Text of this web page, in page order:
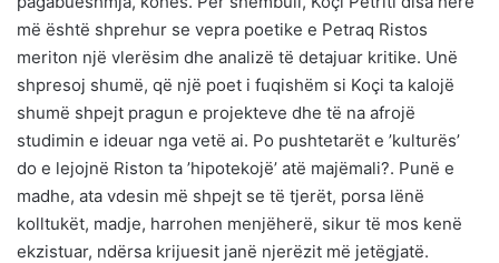
më është shprehur se vepra poetike e Petraq Ristos
meriton një vlerësim dhe analizë të detajuar kritike. Unë
shpresoj shumë, që një poet i fuqishëm si Koçi ta kalojë
shumë shpejt pragun e projekteve dhe të na afrojë
studimin e ideuar nga vetë ai. Po pushtetarët e ’kulturës’
do e lejojnë Riston ta ’hipotekojë’ atë majëmali?. Punë e
madhe, ata vdesin më shpejt se të tjerët, porsa lënë
kolltukët, madje, harrohen menjëherë, sikur të mos kenë
ekzistuar, ndërsa krijuesit janë njerëzit më jetëgjatë.